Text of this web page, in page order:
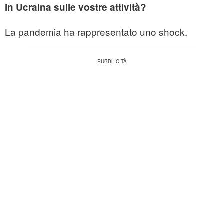
in Ucraina sulle vostre attività?
La pandemia ha rappresentato uno shock.